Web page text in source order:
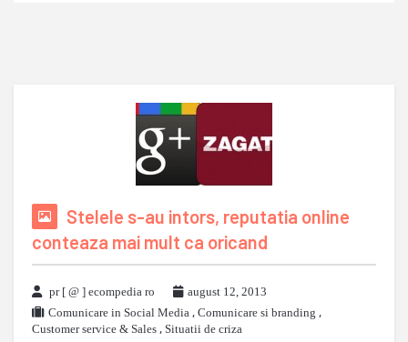
Stelele s-au intors, reputatia online
conteaza mai mult ca oricand
pr [ @ ] ecompedia ro
august 12, 2013
Comunicare in Social Media , Comunicare si branding ,
Customer service & Sales , Situatii de criza